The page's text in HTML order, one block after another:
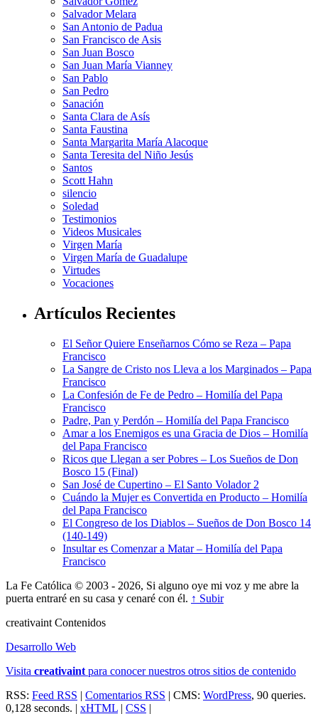
Salvador Melara
San Antonio de Padua
San Francisco de Asis
San Juan Bosco
San Juan María Vianney
San Pablo
San Pedro
Sanación
Santa Clara de Asís
Santa Faustina
Santa Margarita María Alacoque
Santa Teresita del Niño Jesús
Santos
Scott Hahn
silencio
Soledad
Testimonios
Videos Musicales
Virgen María
Virgen María de Guadalupe
Virtudes
Vocaciones
Artículos Recientes
El Señor Quiere Enseñarnos Cómo se Reza – Papa
Francisco
La Sangre de Cristo nos Lleva a los Marginados – Papa
Francisco
La Confesión de Fe de Pedro – Homilía del Papa
Francisco
Padre, Pan y Perdón – Homilía del Papa Francisco
Amar a los Enemigos es una Gracia de Dios – Homilía
del Papa Francisco
Ricos que Llegan a ser Pobres – Los Sueños de Don
Bosco 15 (Final)
San José de Cupertino – El Santo Volador 2
Cuándo la Mujer es Convertida en Producto – Homilía
del Papa Francisco
El Congreso de los Diablos – Sueños de Don Bosco 14
(140-149)
Insultar es Comenzar a Matar – Homilía del Papa
Francisco
La Fe Católica © 2003 - 2026, Si alguno oye mi voz y me abre la
puerta entraré en su casa y cenaré con él. ↑ Subir
creativaint Contenidos
Desarrollo Web
Visita creativaint para conocer nuestros otros sitios de contenido
RSS: Feed RSS | Comentarios RSS | CMS: WordPress, 90 queries.
0,128 seconds. | xHTML | CSS |